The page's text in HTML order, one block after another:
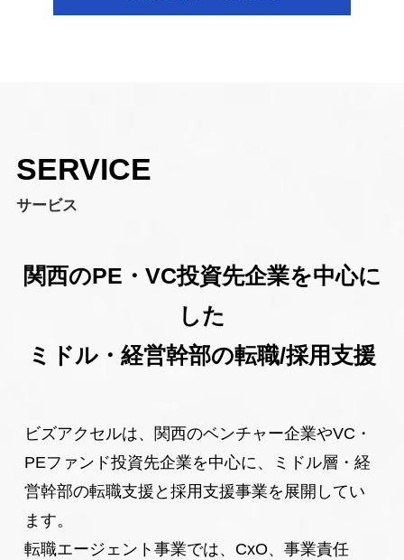
2024年06月03日
摂南大学経営学部 西之坊ゼミにて弊社の岩崎が登壇い
たしました。
RPO（Recruitment Process Outsourcing）サービスを
リリースいたしました。
弊社にて初めてのKICK OFFを開催いたしました。
JBCC2023（日本ビジネススクール・ケース・コンペ
ティション）協賛のお知らせ
2023年08月29日 お知らせ
社外アドバイザーとして水田道男氏に就任頂きまし
た。
SERVICE
サービス
関西のPE・VC投資先企業を中心に
した
ミドル・経営幹部の転職/採用支援
ビズアクセルは、関西のベンチャー企業やVC・
PEファンド投資先企業を中心に、ミドル層・経
営幹部の転職支援と採用支援事業を展開してい
ます。
転職エージェント事業では、CxO、事業責任